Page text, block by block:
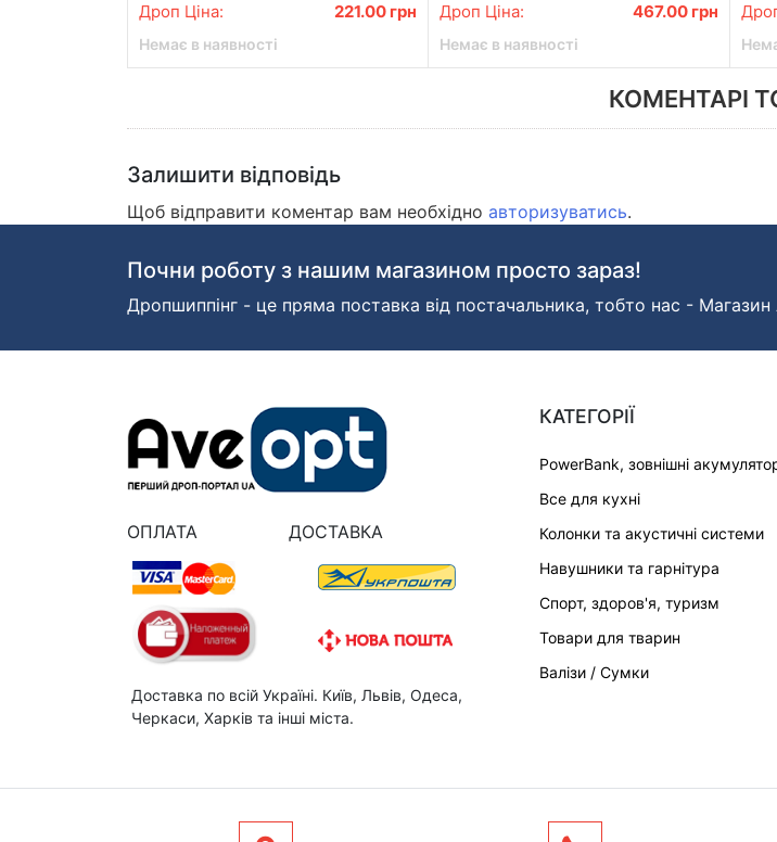
Дроп Ціна: 221.00 грн
Немає в наявності
Дроп Ціна: 467.00 грн
Немає в наявності
КОМЕНТАРІ
Залишити відповідь
Щоб відправити коментар вам необхідно авторизуватись.
Почни роботу з нашим магазином просто зараз!
Дропшиппінг - це пряма поставка від постачальника, тобто нас -
ОПЛАТА ДОСТАВКА
Доставка по всій Україні. Київ, Львів, Одеса,
Черкаси, Харків та інші міста.
КАТЕГОРІЇ
PowerBank, зовнішні
Все для кухні
Колонки та акустичні системи
Навушники та гарнітура
Спорт, здоров'я, туризм
Товари для тварин
Валізи / Сумки